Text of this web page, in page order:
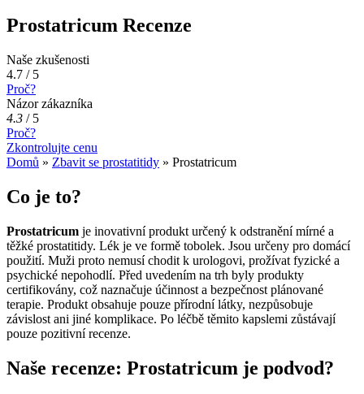
Prostatricum Recenze
Naše zkušenosti
4.7 / 5
Proč?
Názor zákazníka
4.3 / 5
Proč?
Zkontrolujte cenu
Domů » Zbavit se prostatitidy » Prostatricum
Co je to?
Prostatricum je inovativní produkt určený k odstranění mírné a
těžké prostatitidy. Lék je ve formě tobolek. Jsou určeny pro domácí
použití. Muži proto nemusí chodit k urologovi, prožívat fyzické a
psychické nepohodlí. Před uvedením na trh byly produkty
certifikovány, což naznačuje účinnost a bezpečnost plánované
terapie. Produkt obsahuje pouze přírodní látky, nezpůsobuje
závislost ani jiné komplikace. Po léčbě těmito kapslemi zůstávají
pouze pozitivní recenze.
Naše recenze: Prostatricum je podvod?